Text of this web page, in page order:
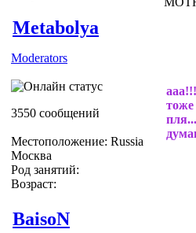
Metabolya
Moderators
3550 сообщений
Местоположение: Russia
Москва
Род занятий:
Возраст:
тоже
BaisoN